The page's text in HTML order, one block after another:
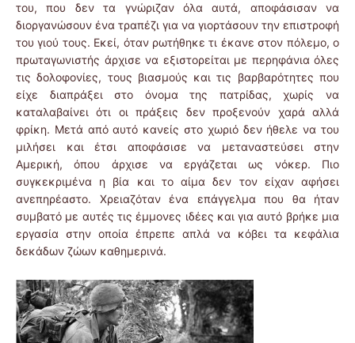
του, που δεν τα γνώριζαν όλα αυτά, αποφάσισαν να
διοργανώσουν ένα τραπέζι για να γιορτάσουν την επιστροφή
του γιού τους. Εκεί, όταν ρωτήθηκε τι έκανε στον πόλεμο, ο
πρωταγωνιστής άρχισε να εξιστορείται με περηφάνια όλες
τις δολοφονίες, τους βιασμούς και τις βαρβαρότητες που
είχε διαπράξει στο όνομα της πατρίδας, χωρίς να
καταλαβαίνει ότι οι πράξεις δεν προξενούν χαρά αλλά
φρίκη. Μετά από αυτό κανείς στο χωριό δεν ήθελε να του
μιλήσει και έτσι αποφάσισε να μεταναστεύσει στην
Αμερική, όπου άρχισε να εργάζεται ως νόκερ. Πιο
συγκεκριμένα η βία και το αίμα δεν τον είχαν αφήσει
ανεπηρέαστο. Χρειαζόταν ένα επάγγελμα που θα ήταν
συμβατό με αυτές τις έμμονες ιδέες και για αυτό βρήκε μια
εργασία στην οποία έπρεπε απλά να κόβει τα κεφάλια
δεκάδων ζώων καθημερινά.